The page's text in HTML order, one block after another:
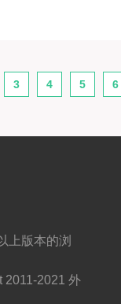
3 4 5 6
上版本的浏
2011-2021 外